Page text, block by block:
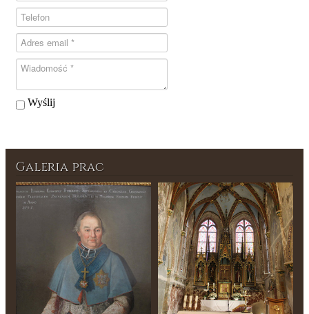
Wyślij
Galeria prac